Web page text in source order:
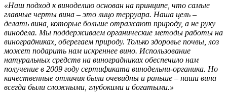
«Наш подход к виноделию основан на принципе, что самые
главные черты вина – это лицо терруара. Наша цель –
делать вина, которые больше отражают природу, а не руку
винодела. Мы поддерживаем органические методы работы на
виноградниках, оберегаем природу. Только здоровье почвы, лоз
может подарить нам искреннее вино. Использование
натуральных средств на виноградниках обеспечило нам
получение в 2009 году сертификата винодельни-органика. Но
качественные отличия были очевидны и раньше – наши вина
всегда были сложными, глубокими и богатыми.»